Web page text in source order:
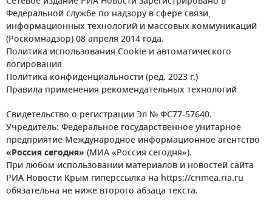
Федеральной службе по надзору в сфере связи,
информационных технологий и массовых коммуникаций
(Роскомнадзор) 08 апреля 2014 года.
Политика использования Cookie и автоматического
логирования
Политика конфиденциальности (ред. 2023 г.)
Правила применения рекомендательных технологий
Свидетельство о регистрации Эл № ФС77-57640.
Учредитель: Федеральное государственное унитарное
предприятие Международное информационное агентство
«Россия сегодня» (МИА «Россия сегодня»).
При любом использовании материалов и новостей сайта
РИА Новости Крым гиперссылка на https://crimea.ria.ru
обязательна не ниже второго абзаца текста.